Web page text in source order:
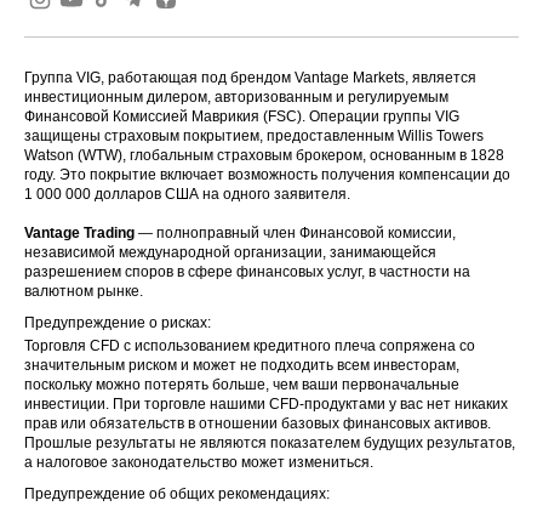
Группа VIG, работающая под брендом Vantage Markets, является
инвестиционным дилером, авторизованным и регулируемым
Финансовой Комиссией Маврикия (FSC). Операции группы VIG
защищены страховым покрытием, предоставленным Willis Towers
Watson (WTW), глобальным страховым брокером, основанным в 1828
году. Это покрытие включает возможность получения компенсации до
1 000 000 долларов США на одного заявителя.
Vantage Trading — полноправный член Финансовой комиссии,
независимой международной организации, занимающейся
разрешением споров в сфере финансовых услуг, в частности на
валютном рынке.
Предупреждение о рисках:
Торговля CFD с использованием кредитного плеча сопряжена со
значительным риском и может не подходить всем инвесторам,
поскольку можно потерять больше, чем ваши первоначальные
инвестиции. При торговле нашими CFD-продуктами у вас нет никаких
прав или обязательств в отношении базовых финансовых активов.
Прошлые результаты не являются показателем будущих результатов,
а налоговое законодательство может измениться.
Предупреждение об общих рекомендациях: